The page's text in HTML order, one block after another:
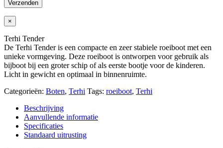
×
Terhi Tender
De Terhi Tender is een compacte en zeer stabiele roeiboot met een
unieke vormgeving. Deze roeiboot is ontworpen voor gebruik als
bijboot bij een groter schip of als eerste bootje voor de kinderen.
Licht in gewicht en optimaal in binnenruimte.
Categorieën: Boten, Terhi Tags: roeiboot, Terhi
Beschrijving
Aanvullende informatie
Specificaties
Standaard uitrusting